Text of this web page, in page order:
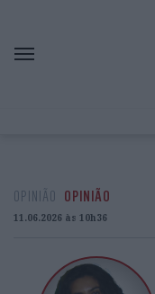
OPINIÃO OPINIÃO
11.06.2026 às 10h36